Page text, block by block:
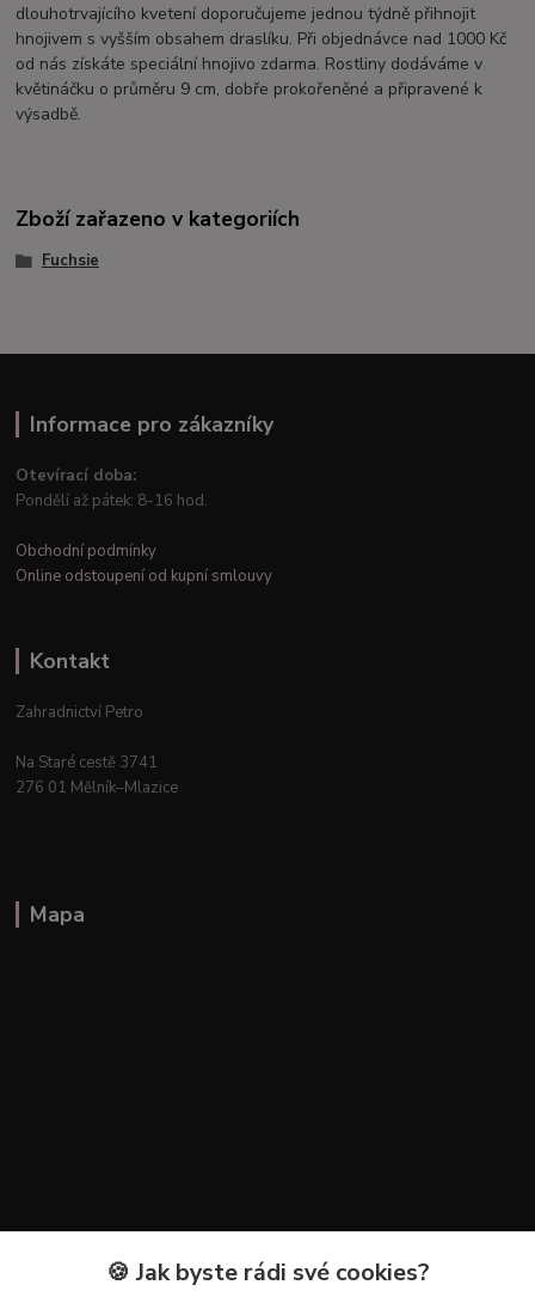
dlouhotrvajícího kvetení doporučujeme jednou týdně přihnojit
hnojivem s vyšším obsahem draslíku. Při objednávce nad 1000 Kč
od nás získáte speciální hnojivo zdarma. Rostliny dodáváme v
květináčku o průměru 9 cm, dobře prokořeněné a připravené k
výsadbě.
Zboží zařazeno v kategoriích
Fuchsie
Informace pro zákazníky
Otevírací doba:
Pondělí až pátek: 8-16 hod.
Obchodní podmínky
Online odstoupení od kupní smlouvy
Kontakt
Zahradnictví Petro
Na Staré cestě 3741
276 01 Mělník–Mlazice
Mapa
Kontakty🍪 Jak byste rádi své cookies?